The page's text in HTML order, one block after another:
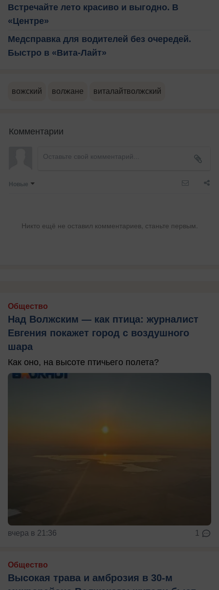
Встречайте лето красиво и выгодно. В
«Центре»
Медсправка для водителей без очередей.
Быстро в «Вита-Лайт»
вожский волжане виталайтволжский
Комментарии
Новые
Никто ещё не оставил комментариев, станьте первым.
Общество
Над Волжским — как птица: журналист
Евгения покажет город с воздушного
шара
Как оно, на высоте птичьего полета?
вчера в 21:36 1
Общество
Высокая трава и амброзия в 30‑м